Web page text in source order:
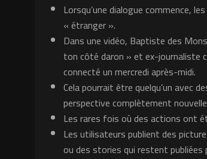
Lorsqu’une dialogue commence,
« étranger ».
Dans une vidéo, Baptiste des
ton côté daron » et ex-journaliste
connecté un mercredi après-midi.
Cela pourrait être quelqu’un avec
perspective complètement
Les rares fois où des actions ont
Les utilisateurs publient des
ou des stories qui restent publiées